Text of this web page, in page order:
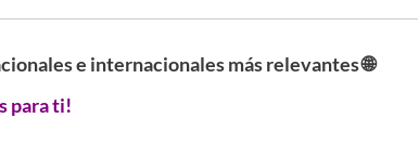
e internacionales más relevantes 🌐
para ti!